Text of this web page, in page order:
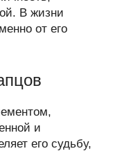
В жизни
от его
и
его судьбу,